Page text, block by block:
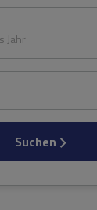
Jahr
Suchen